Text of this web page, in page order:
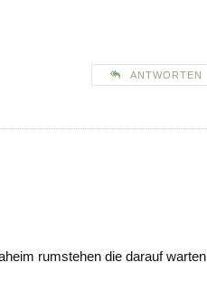
ANTWORTEN
rumstehen die darauf warten